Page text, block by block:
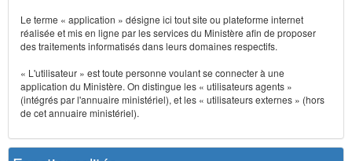
Le terme « application » désigne ici tout site ou plateforme internet
réalisée et mis en ligne par les services du Ministère afin de proposer
des traitements informatisés dans leurs domaines respectifs.
« L'utilisateur » est toute personne voulant se connecter à une
application du Ministère. On distingue les « utilisateurs agents »
(intégrés par l'annuaire ministériel), et les « utilisateurs externes » (hors
de cet annuaire ministériel).